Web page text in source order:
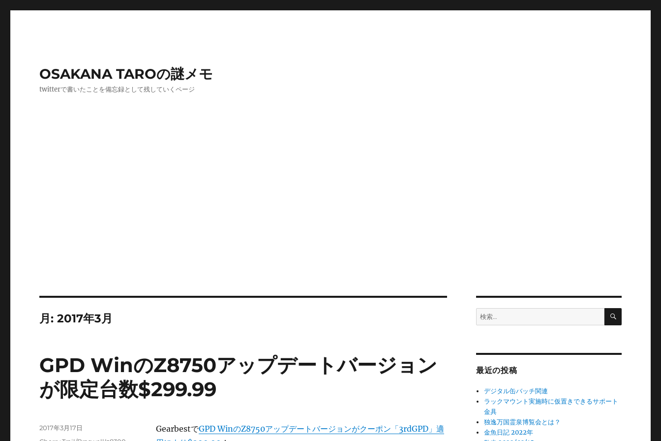
OSAKANA TAROの謎メモ
twitterで書いたことを備忘録として残していくページ
月:2017年3月
GPD WinのZ8750アップデートバージョン
が限定台数$299.99
GearbestでGPD WinのZ8750アップデートバージョンがクーポン「3rdGPD」適
投
稿
2017年3月17日
検
索:
検
最近の投稿
デジタル缶バッチ関連
ラックマウント実施時に仮置きできるサポート
金具
独逸万国霊泉博覧会とは？
金魚日記 2022年